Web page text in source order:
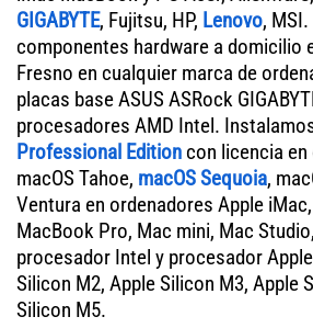
GIGABYTE, Fujitsu, HP, Lenovo,
componentes hardware a domicilio
Fresno en cualquier marca de
placas base ASUS ASRock
procesadores AMD Intel.
Professional Edition con licencia
macOS Tahoe, macOS Sequoia,
Ventura en ordenadores Apple
MacBook Pro, Mac mini, Mac
procesador Intel y procesador
Silicon M2, Apple Silicon M3, Apple
Silicon M5.